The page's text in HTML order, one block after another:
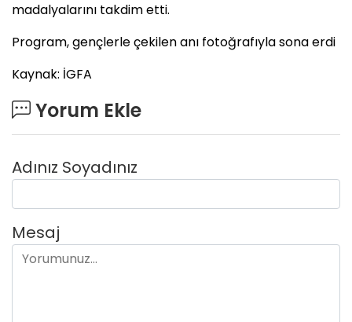
madalyalarını takdim etti.
Program, gençlerle çekilen anı fotoğrafıyla sona erdi
Kaynak: İGFA
Yorum Ekle
Adınız Soyadınız
Mesaj